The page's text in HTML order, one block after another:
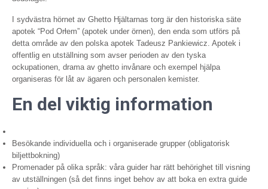
I sydvästra hörnet av Ghetto Hjältarnas torg är den historiska säte
apotek “Pod Orłem” (apotek under örnen), den enda som utförs på
detta område av den polska apotek Tadeusz Pankiewicz. Apotek i
offentlig en utställning som avser perioden av den tyska
ockupationen, drama av ghetto invånare och exempel hjälpa
organiseras för låt av ägaren och personalen kemister.
En del viktig information
Besökande individuella och i organiserade grupper (obligatorisk
biljettbokning)
Promenader på olika språk: våra guider har rätt behörighet till visning
av utställningen (så det finns inget behov av att boka en extra guide